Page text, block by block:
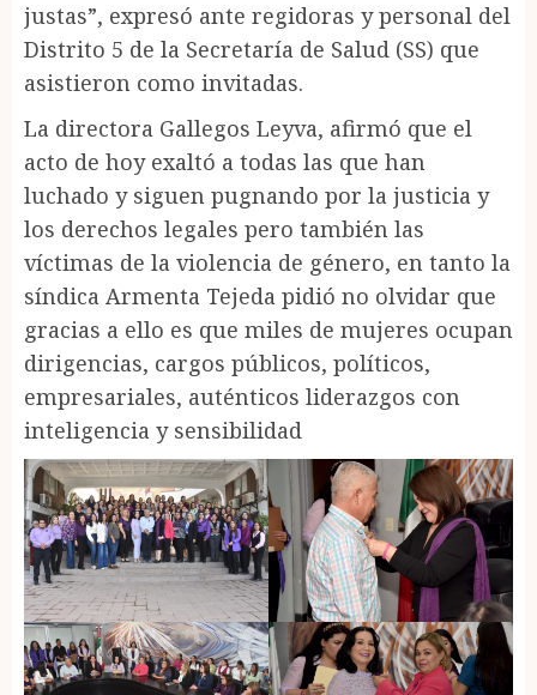
justas”, expresó ante regidoras y personal del
Distrito 5 de la Secretaría de Salud (SS) que
asistieron como invitadas.
La directora Gallegos Leyva, afirmó que el
acto de hoy exaltó a todas las que han
luchado y siguen pugnando por la justicia y
los derechos legales pero también las
víctimas de la violencia de género, en tanto la
síndica Armenta Tejeda pidió no olvidar que
gracias a ello es que miles de mujeres ocupan
dirigencias, cargos públicos, políticos,
empresariales, auténticos liderazgos con
inteligencia y sensibilidad